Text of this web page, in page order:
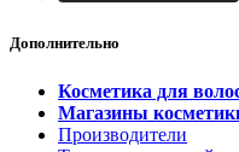
Дополнительно
Косметика для
Магазины
Производители